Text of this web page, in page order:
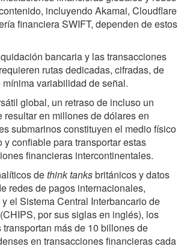
incluyendo Akamai, Cloudflare
financiera SWIFT, dependen de estos
bancaria y las transacciones
rutas dedicadas, cifradas, de
variabilidad de señal.
global, un retraso de incluso un
resultar en millones de dólares en
submarinos constituyen el medio físico
y confiable para transportar estas
financieras intercontinentales.
dethink tanksbritánicos y datos
redes de pagos internacionales,
el Sistema Central Interbancario de
por sus siglas en inglés), los
más de 10 billones de
en transacciones financieras cada